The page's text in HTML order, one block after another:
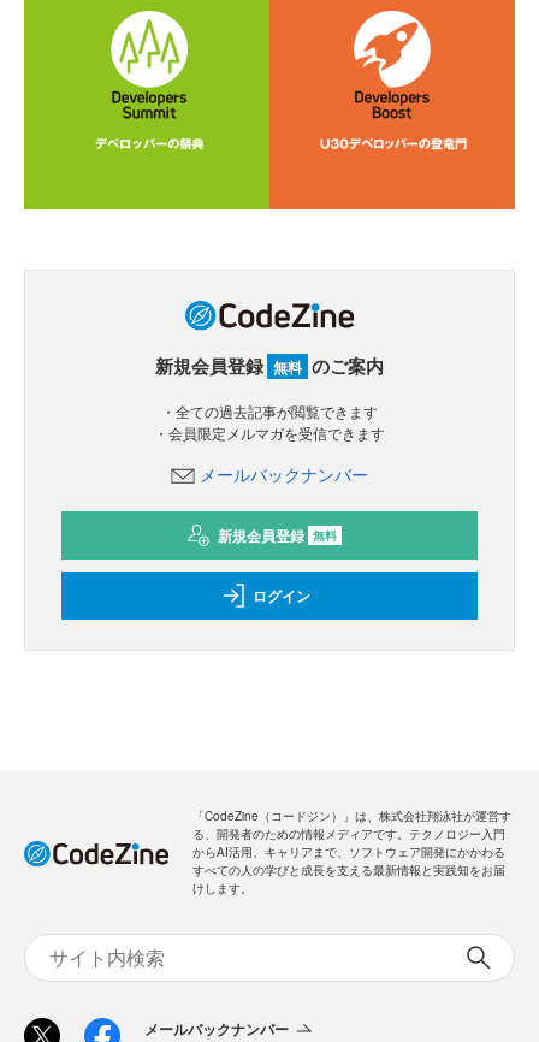
新規会員登録 無料 のご案内
・全ての過去記事が閲覧できます
・会員限定メルマガを受信できます
メールバックナンバー
新規会員登録 無料
ログイン
「CodeZine（コードジン）」は、株式会社翔泳社が運営す
る、開発者のための情報メディアです。テクノロジー入門
からAI活用、キャリアまで、ソフトウェア開発にかかわる
すべての人の学びと成長を支える最新情報と実践知をお届
けします。
メールバックナンバー